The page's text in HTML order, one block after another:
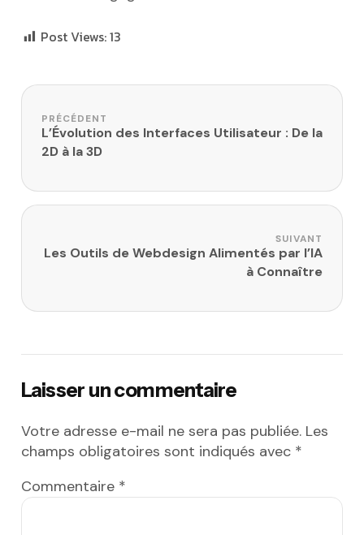
Post Views:13
Navigation de l’article
PRÉCÉDENT
L’Évolution des Interfaces Utilisateur : De la
2D à la 3D
SUIVANT
Les Outils de Webdesign Alimentés par l’IA
à Connaître
Laisser un commentaire
Votre adresse e-mail ne sera pas publiée. Les
champs obligatoires sont indiqués avec *
Commentaire *